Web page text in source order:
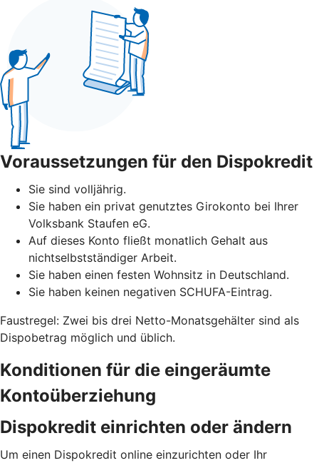
Voraussetzungen für den Dispokredit
Sie sind volljährig.
Sie haben ein privat genutztes Girokonto bei Ihrer
Volksbank Staufen eG.
Auf dieses Konto fließt monatlich Gehalt aus
nichtselbstständiger Arbeit.
Sie haben einen festen Wohnsitz in Deutschland.
Sie haben keinen negativen SCHUFA-Eintrag.
Faustregel: Zwei bis drei Netto-Monatsgehälter sind als
Dispobetrag möglich und üblich.
Konditionen für die eingeräumte
Kontoüberziehung
Dispokredit einrichten oder ändern
Um einen Dispokredit online einzurichten oder Ihr